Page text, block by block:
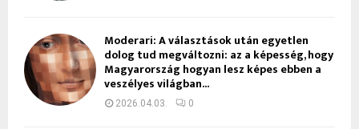
Moderari: A választások után egyetlen
dolog tud megváltozni: az a képesség, hogy
Magyarország hogyan lesz képes ebben a
veszélyes világban...
2026.04.03. 0